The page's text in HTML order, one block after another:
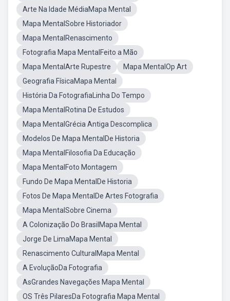
Arte Na Idade MédiaMapa Mental
Mapa MentalSobre Historiador
Mapa MentalRenascimento
Fotografia Mapa MentalFeito a Mão
Mapa MentalArte Rupestre
Mapa MentalOp Art
Geografia FísicaMapa Mental
História Da FotografiaLinha Do Tempo
Mapa MentalRotina De Estudos
Mapa MentalGrécia Antiga Descomplica
Modelos De Mapa MentalDe Historia
Mapa MentalFilosofia Da Educação
Mapa MentalFoto Montagem
Fundo De Mapa MentalDe Historia
Fotos De Mapa MentalDe Artes Fotografia
Mapa MentalSobre Cinema
A Colonização Do BrasilMapa Mental
Jorge De LimaMapa Mental
Renascimento CulturalMapa Mental
A EvoluçãoDa Fotografia
AsGrandes Navegações Mapa Mental
OS Três PilaresDa Fotografia Mapa Mental